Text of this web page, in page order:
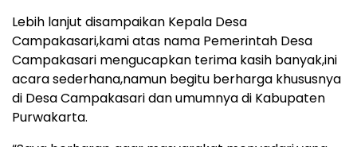
Lebih lanjut disampaikan Kepala Desa
Campakasari,kami atas nama Pemerintah Desa
Campakasari mengucapkan terima kasih banyak,ini
acara sederhana,namun begitu berharga khususnya
di Desa Campakasari dan umumnya di Kabupaten
Purwakarta.